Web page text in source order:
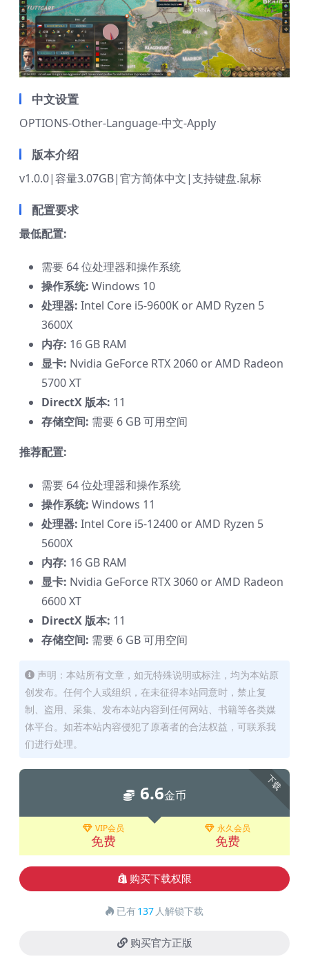
中文设置
OPTIONS-Other-Language-中文-Apply
版本介绍
v1.0.0|容量3.07GB|官方简体中文|支持键盘.鼠标
配置要求
最低配置:
需要 64 位处理器和操作系统
操作系统: Windows 10
处理器: Intel Core i5-9600K or AMD Ryzen 5
3600X
内存: 16 GB RAM
显卡: Nvidia GeForce RTX 2060 or AMD Radeon
5700 XT
DirectX 版本: 11
存储空间: 需要 6 GB 可用空间
推荐配置:
需要 64 位处理器和操作系统
操作系统: Windows 11
处理器: Intel Core i5-12400 or AMD Ryzen 5
5600X
内存: 16 GB RAM
显卡: Nvidia GeForce RTX 3060 or AMD Radeon
6600 XT
DirectX 版本: 11
存储空间: 需要 6 GB 可用空间
声明：本站所有文章，如无特殊说明或标注，均为本站原
创发布。任何个人或组织，在未征得本站同意时，禁止复
制、盗用、采集、发布本站内容到任何网站、书籍等各类媒
体平台。如若本站内容侵犯了原著者的合法权益，可联系我
们进行处理。
下载
6.6金币
VIP会员
免费
永久会员
免费
购买下载权限
已有137 人解锁下载
购买官方正版